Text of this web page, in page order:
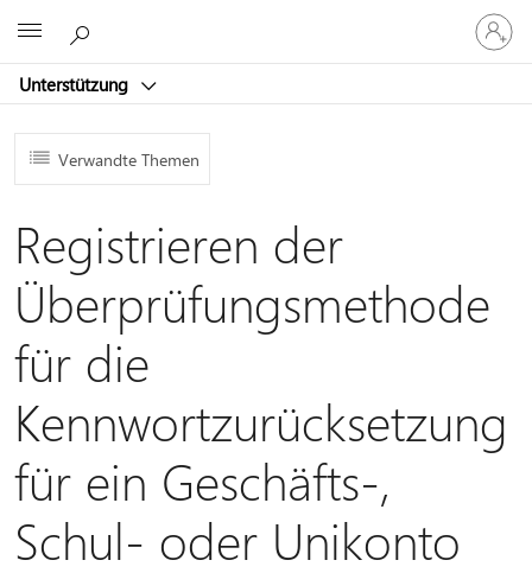
Unterstützung
Bei
Ihrem
Konto
Verwandte Themen
Registrieren der
Überprüfungsmethode
für die
Kennwortzurücksetzung
für ein Geschäfts-,
Schul- oder Unikonto